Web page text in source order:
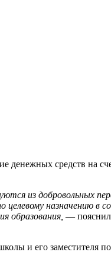
денежных средств на
из добровольных
целевому назначению в
образования, —
и его заместителя по